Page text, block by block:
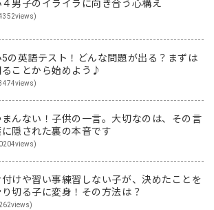
４男子のイライラに向き合う心構え
5の英語テスト！どんな問題が出る？まずは
ることから始めよう♪
まんない！子供の一言。大切なのは、その言
に隠された裏の本音です
付けや習い事練習しない子が、決めたことを
り切る子に変身！その方法は？